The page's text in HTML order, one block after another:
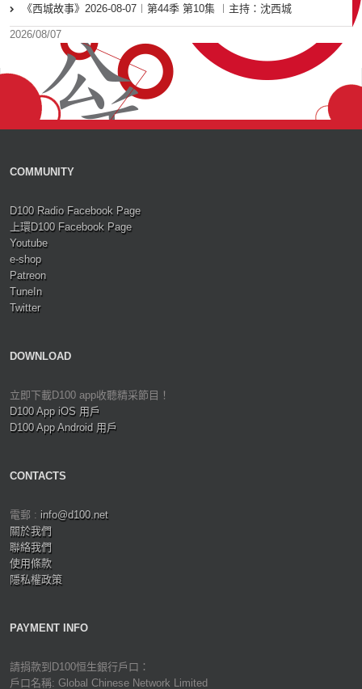
《西城故事》2026-08-07︱第44季 第10集 ︱主持：沈西城
2026/08/07
COMMUNITY
D100 Radio Facebook Page
上環D100 Facebook Page
Youtube
e-shop
Patreon
TuneIn
Twitter
DOWNLOAD
立即下載D100 app收聽精采節目！
D100 App iOS 用戶
D100 App Android 用戶
CONTACTS
電郵 : info@d100.net
關於我們
聯絡我們
使用條款
隱私權政策
PAYMENT INFO
請捐款到D100恒生銀行戶口：
戶口名稱: Global Chinese Network Limited